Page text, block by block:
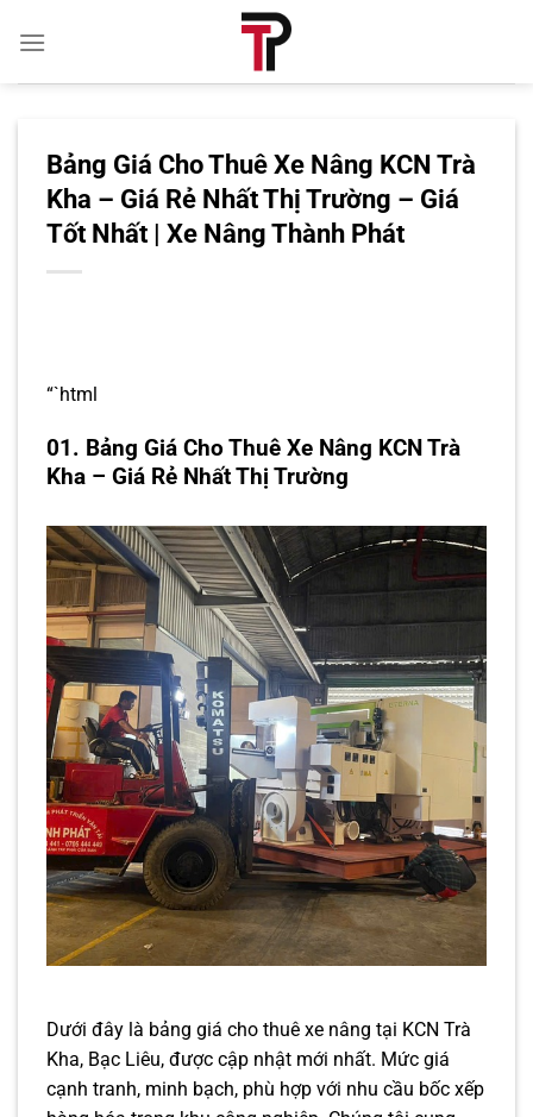
qua
Bảng Giá Cho Thuê Xe Nâng KCN Trà
Kha – Giá Rẻ Nhất Thị Trường – Giá
Tốt Nhất | Xe Nâng Thành Phát
“`html
01. Bảng Giá Cho Thuê Xe Nâng KCN Trà
Kha – Giá Rẻ Nhất Thị Trường
Dưới đây là bảng giá cho thuê xe nâng tại KCN Trà
Kha, Bạc Liêu, được cập nhật mới nhất. Mức giá
cạnh tranh, minh bạch, phù hợp với nhu cầu bốc xếp